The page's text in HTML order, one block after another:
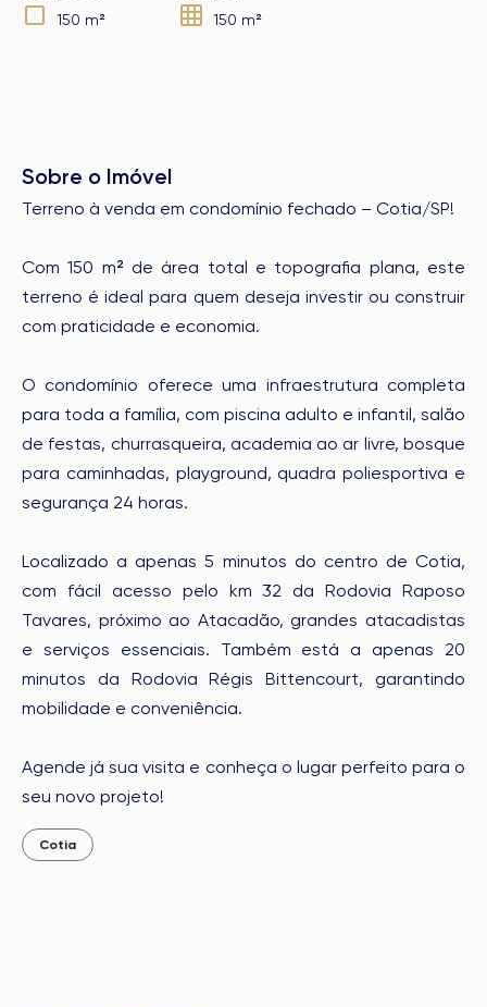
150 m² 150 m²
Sobre o Imóvel
Terreno à venda em condomínio fechado – Cotia/SP!
Com 150 m² de área total e topografia plana, este
terreno é ideal para quem deseja investir ou construir
com praticidade e economia.
O condomínio oferece uma infraestrutura completa
para toda a família, com piscina adulto e infantil, salão
de festas, churrasqueira, academia ao ar livre, bosque
para caminhadas, playground, quadra poliesportiva e
segurança 24 horas.
Localizado a apenas 5 minutos do centro de Cotia,
com fácil acesso pelo km 32 da Rodovia Raposo
Tavares, próximo ao Atacadão, grandes atacadistas
e serviços essenciais. Também está a apenas 20
minutos da Rodovia Régis Bittencourt, garantindo
mobilidade e conveniência.
Agende já sua visita e conheça o lugar perfeito para o
seu novo projeto!
Cotia